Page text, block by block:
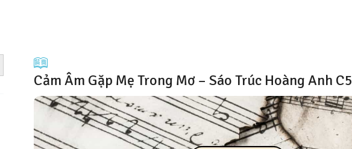
Cảm Âm Gặp Mẹ Trong Mơ – Sáo Trúc Hoàng Anh C5